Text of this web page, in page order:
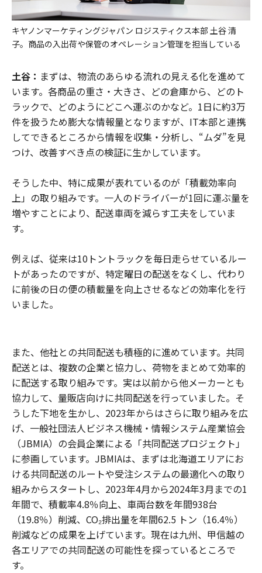
キヤノンマーケティングジャパン ロジスティクス本部 土谷 清
子。商品の入出荷や保管のオペレーション管理を担当している
土谷： まずは、物流のあらゆる流れの見える化を進めて
います。各商品の重さ・大きさ、どの倉庫から、どのト
ラックで、どのようにどこへ運ぶのかなど。1日に約3万
件を扱うため膨大な情報量となりますが、IT本部と連携
してできるところから情報を収集・分析し、“ムダ”を見
つけ、改善すべき点の検証に生かしています。
そうした中、特に成果が表れているのが「積載効率向
上」の取り組みです。一人のドライバーが1回に運ぶ量を
増やすことにより、配送車両を減らす工夫をしていま
す。
例えば、従来は10トントラックを毎日走らせているルー
トがあったのですが、特定曜日の配送をなくし、代わり
に前後の日の便の積載量を向上させるなどの効率化を行
いました。
また、他社との共同配送も積極的に進めています。共同
配送とは、複数の企業と協力し、荷物をまとめて効率的
に配送する取り組みです。実は以前から他メーカーとも
協力して、量販店向けに共同配送を行っていました。そ
うした下地を生かし、2023年からはさらに取り組みを広
げ、一般社団法人ビジネス機械・情報システム産業協会
（JBMIA）の会員企業による「共同配送プロジェクト」
に参画しています。JBMIAは、まずは北海道エリアにお
ける共同配送のルートや受注システムの最適化への取り
組みからスタートし、2023年4月から2024年3月までの1
年間で、積載率4.8％向上、車両台数を年間938台
（19.8％）削減、CO₂排出量を年間62.5 トン（16.4％）
削減などの成果を上げています。現在は九州、甲信越の
各エリアでの共同配送の可能性を探っているところで
す。